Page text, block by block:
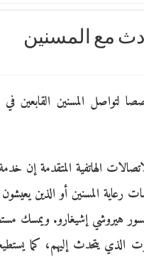
مع المسنين
لتواصل المسنين القابعين
الهاتفية المتقدمة إن
رعاية المسنين أو الذين
هيروشي إشيغارو. ويمسك
يتحدث إليهم، كما